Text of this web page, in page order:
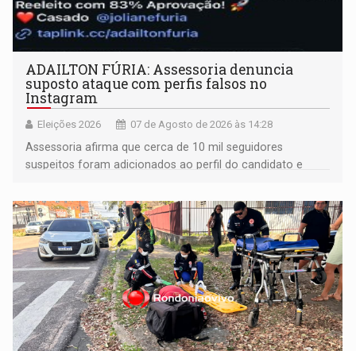
ADAILTON FÚRIA: Assessoria denuncia
suposto ataque com perfis falsos no
Instagram
Eleições 2026 07 de Agosto de 2026 às 14:28
Assessoria afirma que cerca de 10 mil seguidores
suspeitos foram adicionados ao perfil do candidato e
remover as contas